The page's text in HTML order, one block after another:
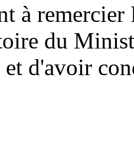
à
du
d'avoir